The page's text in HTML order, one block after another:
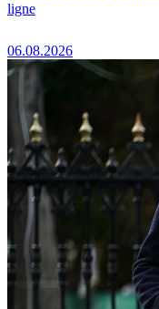
ligne
06.08.2026